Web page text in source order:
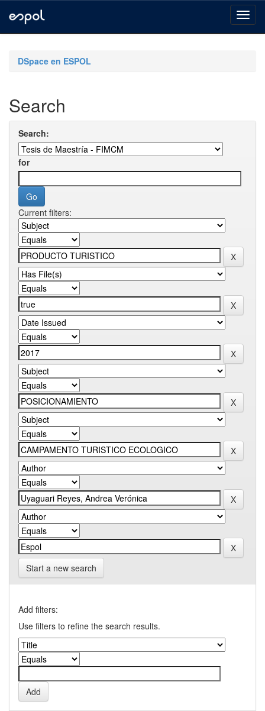
navigationDSpace en ESPOL
Search
Search:
for
Current filters:
Start a new search
Add filters:
Use filters to refine the search results.